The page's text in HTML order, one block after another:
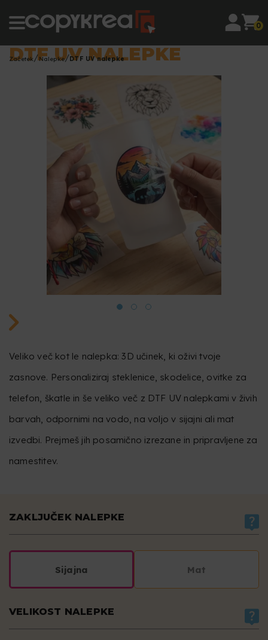
0
Začetek Nalepke DTF UV nalepke
DTF UV NALEPKE
Veliko več kot le nalepka: 3D učinek, ki oživi tvoje
zasnove. Personaliziraj steklenice, skodelice, ovitke za
telefon, škatle in še veliko več z DTF UV nalepkami v živih
barvah, odpornimi na vodo, na voljo v sijajni ali mat
izvedbi. Prejmeš jih posamično izrezane in pripravljene za
namestitev.
ZAKLJUČEK NALEPKE
Sijajna Mat
VELIKOST NALEPKE